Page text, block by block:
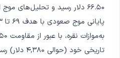
۶۶.۵۰ دلار رسید و تحلیل‌های
تاریخی خود